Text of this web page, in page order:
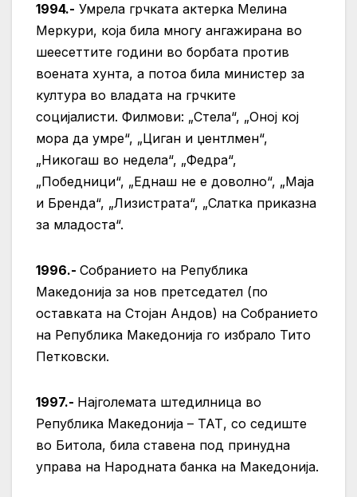
1994.- Умрела грчката актерка Мелина
Меркури, која била многу ангажирана во
шеесеттите години во борбата против
воената хунта, а потоа била министер за
култура во владата на грчките
социјалисти. Филмови: „Стела“, „Оној кој
мора да умре“, „Циган и џентлмен“,
„Никогаш во недела“, „Федра“,
„Победници“, „Еднаш не е доволно“, „Маја
и Бренда“, „Лизистрата“, „Слатка приказна
за младоста“.
1996.- Собранието на Република
Македонија за нов претседател (по
оставката на Стојан Андов) на Собранието
на Република Македонија го избрало Тито
Петковски.
1997.- Најголемата штедилница во
Република Македонија – ТАТ, со седиште
во Битола, била ставена под принудна
управа на Народната банка на Македонија.